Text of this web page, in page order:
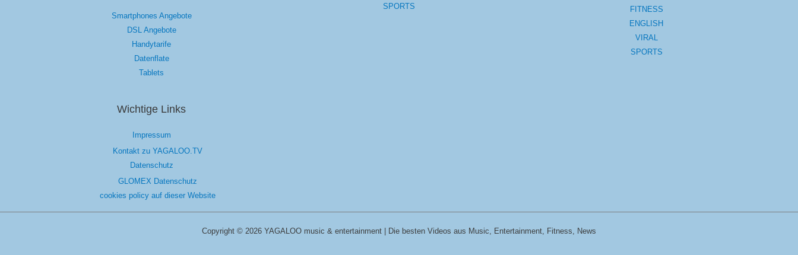
Smartphones Angebote
DSL Angebote
Handytarife
Datenflate
Tablets
Wichtige Links
Impressum
Kontakt zu YAGALOO.TV
Datenschutz
GLOMEX Datenschutz
cookies policy auf dieser Website
SPORTS
FITNESS
ENGLISH
VIRAL
SPORTS
Copyright © 2026 YAGALOO music & entertainment | Die besten Videos aus Music, Entertainment, Fitness, News